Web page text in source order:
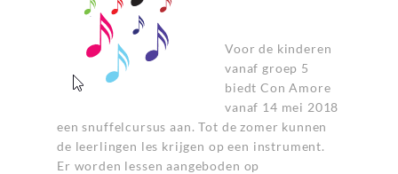
Voor de kinderen
vanaf groep 5
biedt Con Amore
vanaf 14 mei 2018
een snuffelcursus aan. Tot de zomer kunnen
de leerlingen les krijgen op een instrument.
Er worden lessen aangeboden op